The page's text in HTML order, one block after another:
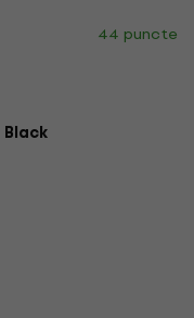
44 puncte
Black